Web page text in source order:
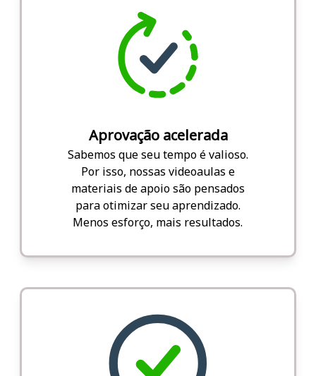
Aprovação acelerada
Sabemos que seu tempo é valioso.
Por isso, nossas videoaulas e
materiais de apoio são pensados
para otimizar seu aprendizado.
Menos esforço, mais resultados.